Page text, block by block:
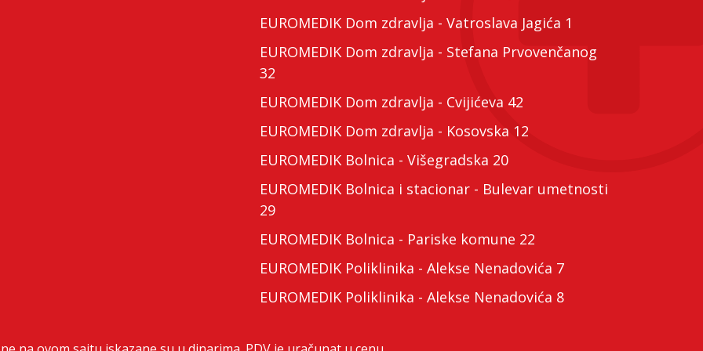
EUROMEDIK Dom zdravlja - Vatroslava Jagića 1
EUROMEDIK Dom zdravlja - Stefana Prvovenčanog
32
EUROMEDIK Dom zdravlja - Cvijićeva 42
EUROMEDIK Dom zdravlja - Kosovska 12
EUROMEDIK Bolnica - Višegradska 20
EUROMEDIK Bolnica i stacionar - Bulevar umetnosti
29
EUROMEDIK Bolnica - Pariske komune 22
EUROMEDIK Poliklinika - Alekse Nenadovića 7
EUROMEDIK Poliklinika - Alekse Nenadovića 8